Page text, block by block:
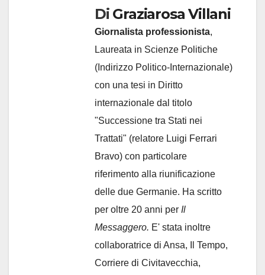
Di Graziarosa Villani
Giornalista professionista,
Laureata in Scienze Politiche
(Indirizzo Politico-Internazionale)
con una tesi in Diritto
internazionale dal titolo
"Successione tra Stati nei
Trattati" (relatore Luigi Ferrari
Bravo) con particolare
riferimento alla riunificazione
delle due Germanie. Ha scritto
per oltre 20 anni per Il
Messaggero. E' stata inoltre
collaboratrice di Ansa, Il Tempo,
Corriere di Civitavecchia,